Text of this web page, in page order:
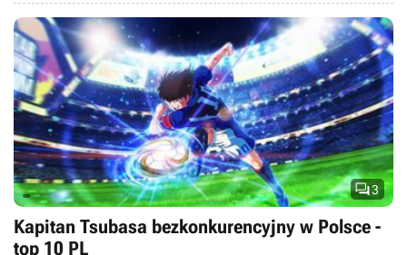
3
Kapitan Tsubasa bezkonkurencyjny w Polsce -
top 10 PL